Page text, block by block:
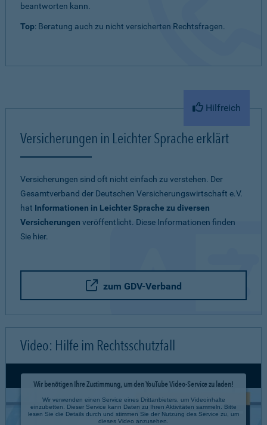
beantworten kann.
Top: Beratung auch zu nicht versicherten Rechtsfragen.
Hilfreich
Versicherungen in Leichter Sprache erklärt
Versicherungen sind oft nicht einfach zu verstehen. Der
Gesamtverband der Deutschen Versicherungswirtschaft e.V.
hat Informationen in Leichter Sprache zu diversen
Versicherungen veröffentlicht. Diese Informationen finden
Sie hier.
zum GDV-Verband
Video: Hilfe im Rechtsschutzfall
Wir benötigen Ihre Zustimmung, um den YouTube Video-Service zu laden!
Wir verwenden einen Service eines Drittanbieters, um Videoinhalte
einzubetten. Dieser Service kann Daten zu Ihren Aktivitäten sammeln. Bitte
lesen Sie die Details durch und stimmen Sie der Nutzung des Service zu, um
dieses Video anzusehen.